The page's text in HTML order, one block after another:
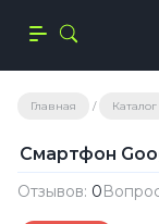
Главная Каталог
Смартфон
Отзывов: 0